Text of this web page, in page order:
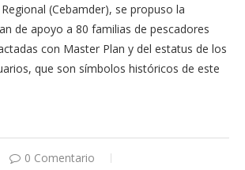
(Cebamder), se propuso la
de apoyo a 80 familias de pescadores
con Master Plan y del estatus de los
que son símbolos históricos de este
0 Comentario